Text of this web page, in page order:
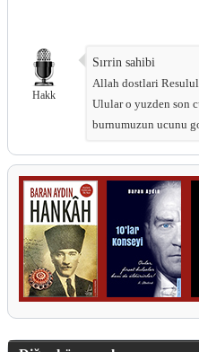
Hakk
Sırrin sahibi
Allah dostlari
Ulular o yuzden son
burnumuzun ucunu